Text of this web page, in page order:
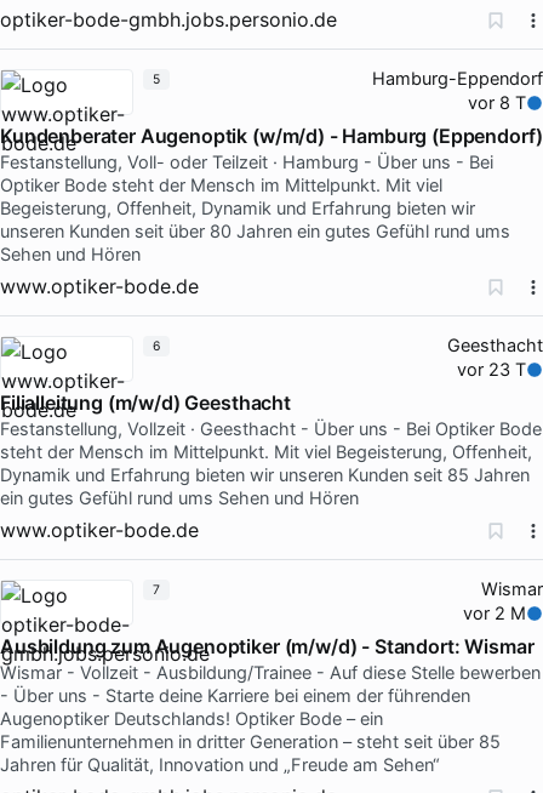
optiker-bode-gmbh.jobs.personio.de
Hamburg-Eppendorf
vor 8 T
Kundenberater Augenoptik (w/m/d) - Hamburg (Eppendorf)
Festanstellung, Voll- oder Teilzeit · Hamburg - Über uns - Bei
Optiker Bode steht der Mensch im Mittelpunkt. Mit viel
Begeisterung, Offenheit, Dynamik und Erfahrung bieten wir
unseren Kunden seit über 80 Jahren ein gutes Gefühl rund ums
Sehen und Hören
www.optiker-bode.de
5
Geesthacht
vor 23 T
Filialleitung (m/w/d) Geesthacht
Festanstellung, Vollzeit · Geesthacht - Über uns - Bei Optiker Bode
steht der Mensch im Mittelpunkt. Mit viel Begeisterung, Offenheit,
Dynamik und Erfahrung bieten wir unseren Kunden seit 85 Jahren
ein gutes Gefühl rund ums Sehen und Hören
www.optiker-bode.de
6
Wismar
vor 2 M
Ausbildung zum Augenoptiker (m/w/d) - Standort: Wismar
Wismar - Vollzeit - Ausbildung/Trainee - Auf diese Stelle bewerben
- Über uns - Starte deine Karriere bei einem der führenden
Augenoptiker Deutschlands! Optiker Bode – ein
Familienunternehmen in dritter Generation – steht seit über 85
Jahren für Qualität, Innovation und „Freude am Sehen“
7